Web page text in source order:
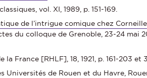
vol. XI, 1989, p. 151-169.
de l’intrigue comique chez Corneille
du colloque de Grenoble, 23‑24 mai
la France [RHLF], 18, 1921, p. 161-203 et
Universités de Rouen et du Havre,